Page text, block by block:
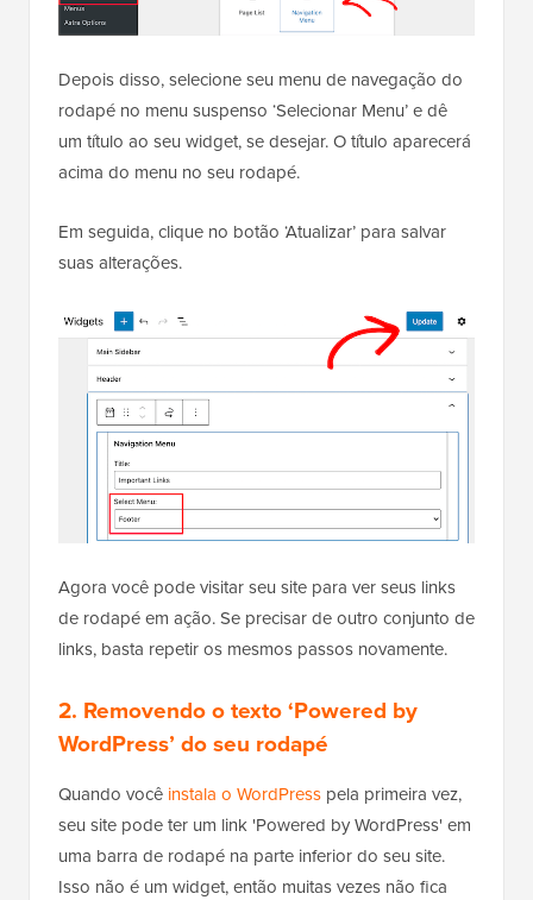
Depois disso, selecione seu menu de navegação do
rodapé no menu suspenso ‘Selecionar Menu’ e dê
um título ao seu widget, se desejar. O título aparecerá
acima do menu no seu rodapé.
Em seguida, clique no botão ‘Atualizar’ para salvar
suas alterações.
Agora você pode visitar seu site para ver seus links
de rodapé em ação. Se precisar de outro conjunto de
links, basta repetir os mesmos passos novamente.
2. Removendo o texto ‘Powered by
WordPress’ do seu rodapé
Quando você instala o WordPress pela primeira vez,
seu site pode ter um link 'Powered by WordPress' em
uma barra de rodapé na parte inferior do seu site.
Isso não é um widget, então muitas vezes não fica